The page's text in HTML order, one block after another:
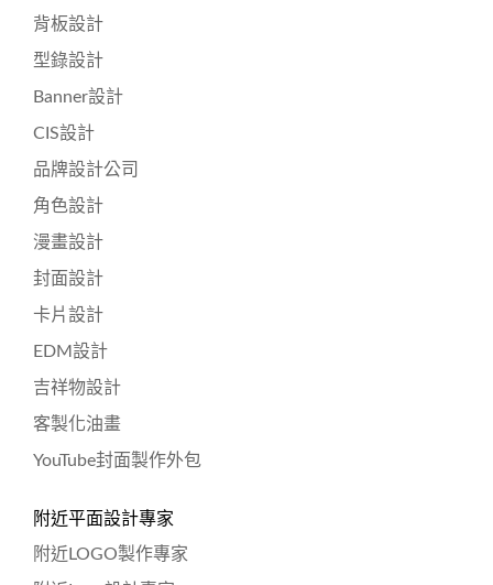
背板設計
型錄設計
Banner設計
CIS設計
品牌設計公司
角色設計
漫畫設計
封面設計
卡片設計
EDM設計
吉祥物設計
客製化油畫
YouTube封面製作外包
附近平面設計專家
附近LOGO製作專家